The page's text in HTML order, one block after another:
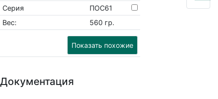
Серия
ПОС61
Вес:
560 гр.
Показать похожие
Документация